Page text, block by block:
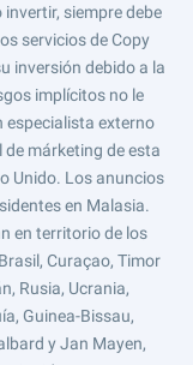
siempre debe
servicios de Copy
inversión debido a la
implícitos no le
especialista externo
márketing de esta
Unido. Los anuncios
en Malasia.
en territorio de los
Curaçao, Timor
Rusia, Ucrania,
Guinea-Bissau,
y Jan Mayen,